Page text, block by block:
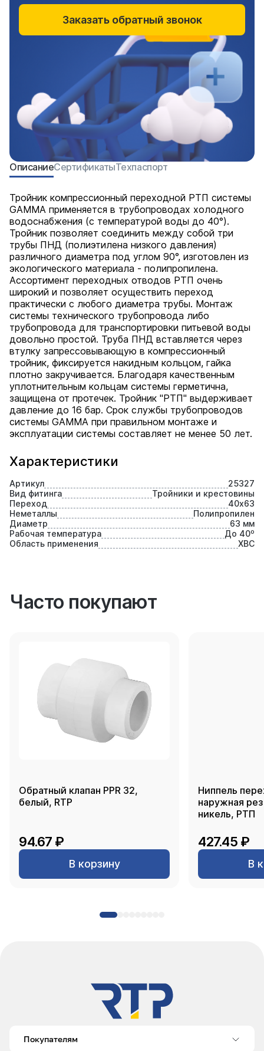
Характеристики
Артикул
25327
Вид фитинга
Тройники и крестовины
Переход
40х63
Неметаллы
Полипропилен
Диаметр
63 мм
Рабочая температура
До 40⁰
Область применения
ХВС
ОписаниеСертификатыТехпаспорт
Тройник компрессионный переходной РТП системы
GAMMA применяется в трубопроводах холодного
водоснабжения (с температурой воды до 40°).
Тройник позволяет соединить между собой три
трубы ПНД (полиэтилена низкого давления)
различного диаметра под углом 90°, изготовлен из
экологического материала - полипропилена.
Ассортимент переходных отводов РТП очень
широкий и позволяет осуществить переход
практически с любого диаметра трубы. Монтаж
системы технического трубопровода либо
трубопровода для транспортировки питьевой воды
довольно простой. Труба ПНД вставляется через
втулку запрессовывающую в компрессионный
тройник, фиксируется накидным кольцом, гайка
плотно закручивается. Благодаря качественным
уплотнительным кольцам системы герметична,
защищена от протечек. Тройник "РТП" выдерживает
давление до 16 бар. Срок службы трубопроводов
системы GAMMA при правильном монтаже и
эксплуатации системы составляет не менее 50 лет.
Заказать обратный звонок
Часто покупают
Обратный клапан PPR 32,
белый, RTP
94.67 ₽
В корзину
Ниппель
наружная
никель, РТП
427.45 ₽
В
Покупателям